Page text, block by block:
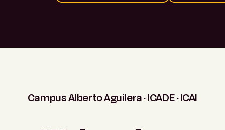
CampusAlbertoAguilera·ICADE·ICAI